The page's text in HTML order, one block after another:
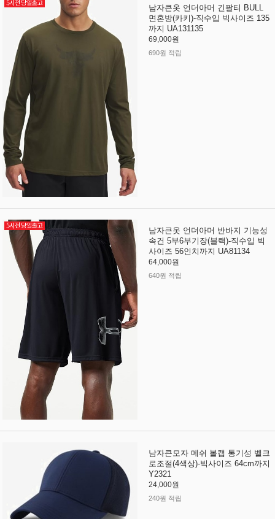
남자큰옷 언더아머 긴팔티 BULL
면혼방(카키)-직수입 빅사이즈 135
까지 UA131135
69,000원
690원 적립
남자큰옷 언더아머 반바지 기능성
속건 5부6부기장(블랙)-직수입 빅
사이즈 56인치까지 UA81134
64,000원
640원 적립
남자큰모자 메쉬 볼캡 통기성 벨크
로조절(4색상)-빅사이즈 64cm까지
Y2321
24,000원
240원 적립